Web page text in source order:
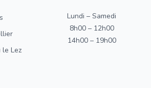
le Lez
Lundi – Samedi
8h00 – 12h00
14h00 – 19h00